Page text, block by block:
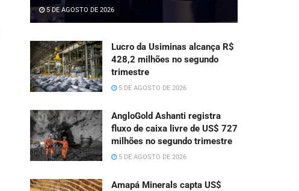
5 DE AGOSTO DE 2026
Lucro da Usiminas alcança R$
428,2 milhões no segundo
trimestre
5 DE AGOSTO DE 2026
AngloGold Ashanti registra
fluxo de caixa livre de US$ 727
milhões no segundo trimestre
5 DE AGOSTO DE 2026
Amapá Minerals capta US$